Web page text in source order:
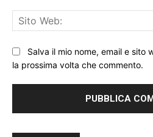
Salva il mio nome, email e sito
la prossima volta che commento.